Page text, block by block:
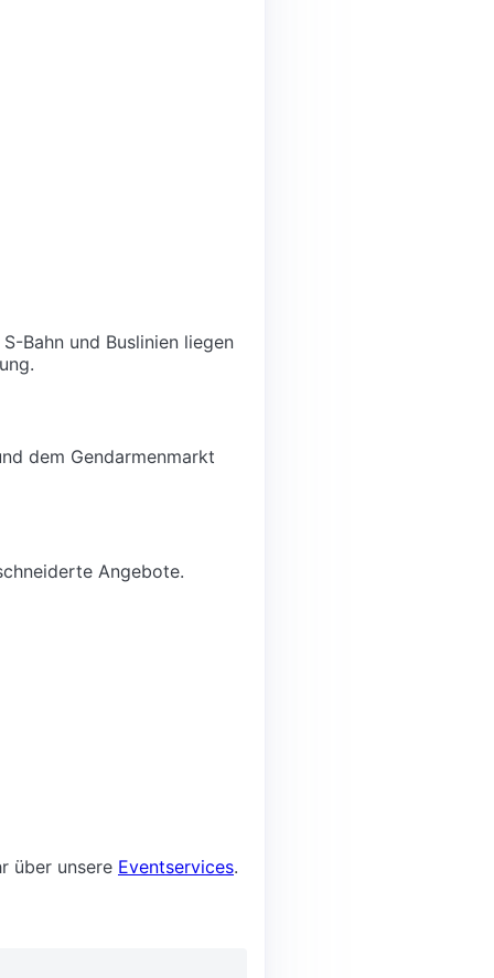
Bahn und Buslinien liegen
dem Gendarmenmarkt
Angebote.
über unsere Eventservices.